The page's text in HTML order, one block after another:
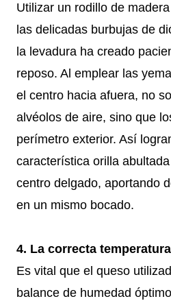
Utilizar un rodillo de
las delicadas burbujas de
la levadura ha creado
reposo. Al emplear las
el centro hacia afuera, no
alvéolos de aire, sino que
perímetro exterior. Así
característica orilla
centro delgado, aportando
en un mismo bocado.
4. La correcta
Es vital que el queso
balance de humedad